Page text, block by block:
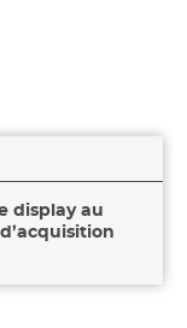
display au